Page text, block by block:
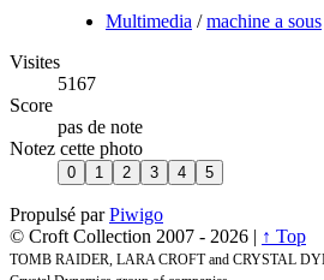
Multimedia /machine a sous
Visites
5167
Score
pas de note
Notez cette photo
Propulsé parPiwigo
© Croft Collection 2007 - 2026 | ↑ Top
TOMB RAIDER, LARA CROFT and CRYSTAL